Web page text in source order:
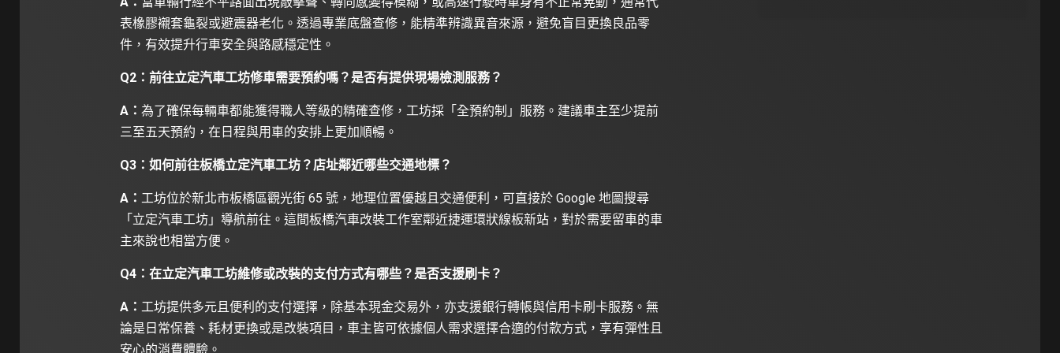
表橡膠襯套龜裂或避震器老化。透過專業底盤查修，能精準辨識異音來源，避免盲目更換良品零
件，有效提升行車安全與路感穩定性。
Q2：前往立定汽車工坊修車需要預約嗎？是否有提供現場檢測服務？
A： 為了確保每輛車都能獲得職人等級的精確查修，工坊採「全預約制」服務。建議車主至少提前
三至五天預約，在日程與用車的安排上更加順暢。
Q3：如何前往板橋立定汽車工坊？店址鄰近哪些交通地標？
A： 工坊位於新北市板橋區觀光街 65 號，地理位置優越且交通便利，可直接於 Google 地圖搜尋
「立定汽車工坊」導航前往。這間板橋汽車改裝工作室鄰近捷運環狀線板新站，對於需要留車的車
主來說也相當方便。
Q4：在立定汽車工坊維修或改裝的支付方式有哪些？是否支援刷卡？
A： 工坊提供多元且便利的支付選擇，除基本現金交易外，亦支援銀行轉帳與信用卡刷卡服務。無
論是日常保養、耗材更換或是改裝項目，車主皆可依據個人需求選擇合適的付款方式，享有彈性且
安心的消費體驗。